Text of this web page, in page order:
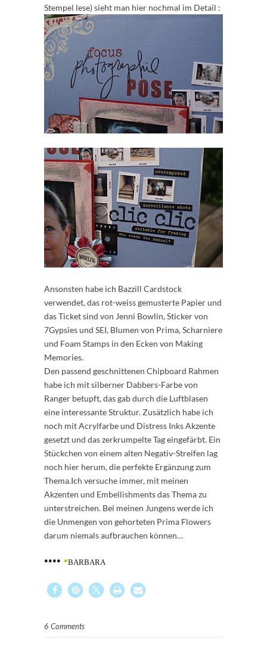
Stempel lese) sieht man hier nochmal im Detail :
Ansonsten habe ich Bazzill Cardstock
verwendet, das rot-weiss gemusterte Papier und
das Ticket sind von Jenni Bowlin, Sticker von
7Gypsies und SEI, Blumen von Prima, Scharniere
und Foam Stamps in den Ecken von Making
Memories.
Den passend geschnittenen Chipboard Rahmen
habe ich mit silberner Dabbers-Farbe von
Ranger betupft, das gab durch die Luftblasen
eine interessante Struktur. Zusätzlich habe ich
noch mit Acrylfarbe und Distress Inks Akzente
gesetzt und das zerkrumpelte Tag eingefärbt. Ein
Stückchen von einem alten Negativ-Streifen lag
noch hier herum, die perfekte Ergänzung zum
Thema.Ich versuche immer, mit meinen
Akzenten und Embellishments das Thema zu
unterstreichen. Bei meinen Jungens werde ich
die Unmengen von gehorteten Prima Flowers
darum niemals aufbrauchen können…
•••• •BARBARA
6 Comments